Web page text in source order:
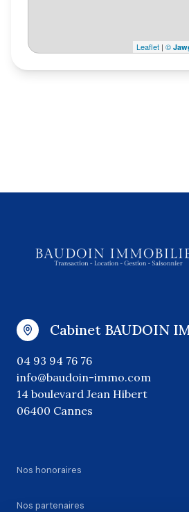
Leaflet | ©
Cabinet BAUDOIN
04 93 94 76 76
info@baudoin-immo.com
14 boulevard Jean Hibert
06400 Cannes
Nos honoraires
Nos partenaires